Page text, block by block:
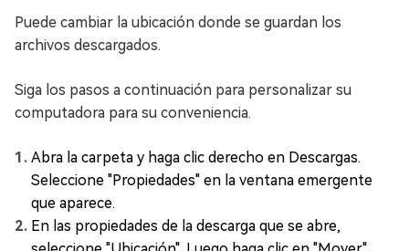
Puede cambiar la ubicación donde se guardan los
archivos descargados.
Siga los pasos a continuación para personalizar su
computadora para su conveniencia.
Abra la carpeta y haga clic derecho en Descargas.
Seleccione "Propiedades" en la ventana emergente
que aparece.
En las propiedades de la descarga que se abre,